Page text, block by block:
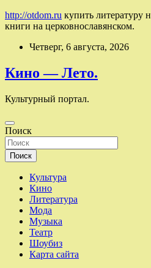
http://otdom.ru купить литературу
книги на церковнославянском.
Перейти
содержимому
Четверг, 6 августа, 2026
Кино — Лето.
Культурный портал.
Поиск
Поиск
Культура
Кино
Литература
Мода
Музыка
Театр
Шоубиз
Карта сайта